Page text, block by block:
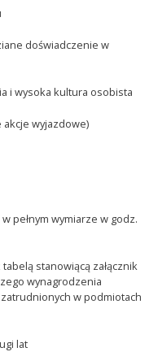
doświadczenie w
i wysoka kultura osobista
wyjazdowe)
pełnym wymiarze w godz.
stanowiącą załącznik
wynagrodzenia
w podmiotach
lat